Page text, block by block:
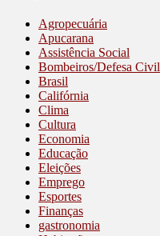
Agropecuária
Apucarana
Assistência Social
Bombeiros/Defesa Civil
Brasil
Califórnia
Clima
Cultura
Economia
Educação
Eleições
Emprego
Esportes
Finanças
gastronomia